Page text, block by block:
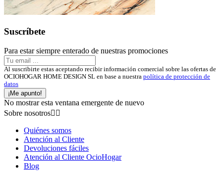
Suscríbete
Para estar siempre enterado de nuestras promociones
Al suscribirte estas aceptando recibir información comercial sobre las ofertas de
OCIOHOGAR HOME DESIGN SL en base a nuestra política de protección de
datos
¡Me apunto!
No mostrar esta ventana emergente de nuevo
Sobre nosotros 
Quiénes somos
Atención al Cliente
Devoluciones fáciles
Atención al Cliente OcioHogar
Blog